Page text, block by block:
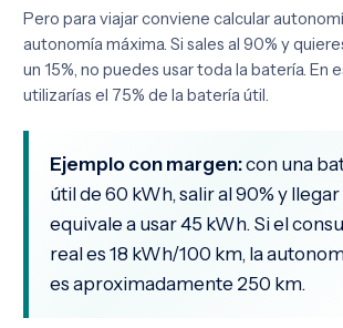
Pero para viajar conviene calcular
autonomía máxima. Si sales al 90% y
un 15%, no puedes usar toda la batería. En
utilizarías el 75% de la batería útil.
Ejemplo con margen:con una
útil de 60 kWh, salir al 90% y llegar
equivale a usar 45 kWh. Si el
real es 18 kWh/100 km, la
es aproximadamente 250 km.